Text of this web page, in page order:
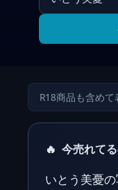
R18商品も含めて
🔥 今売れて
いとう美憂